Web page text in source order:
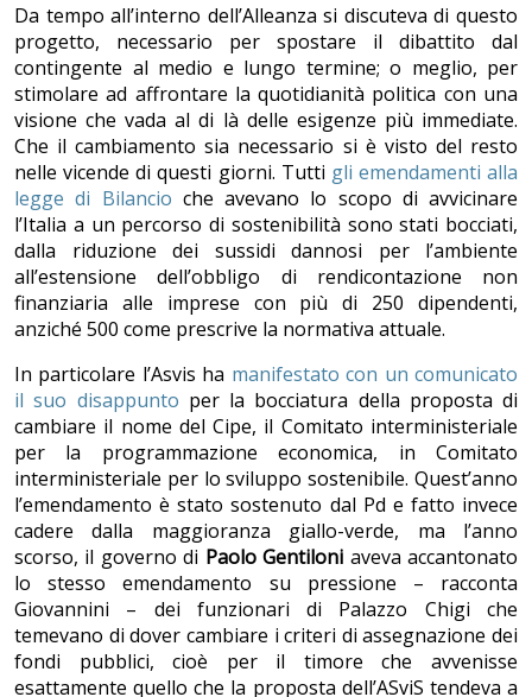
Da tempo all’interno dell’Alleanza si discuteva di questo
progetto, necessario per spostare il dibattito dal
contingente al medio e lungo termine; o meglio, per
stimolare ad affrontare la quotidianità politica con una
visione che vada al di là delle esigenze più immediate.
Che il cambiamento sia necessario si è visto del resto
nelle vicende di questi giorni. Tutti gli emendamenti alla
legge di Bilancio che avevano lo scopo di avvicinare
l’Italia a un percorso di sostenibilità sono stati bocciati,
dalla riduzione dei sussidi dannosi per l’ambiente
all’estensione dell’obbligo di rendicontazione non
finanziaria alle imprese con più di 250 dipendenti,
anziché 500 come prescrive la normativa attuale.
In particolare l’Asvis ha manifestato con un comunicato
il suo disappunto per la bocciatura della proposta di
cambiare il nome del Cipe, il Comitato interministeriale
per la programmazione economica, in Comitato
interministeriale per lo sviluppo sostenibile. Quest’anno
l’emendamento è stato sostenuto dal Pd e fatto invece
cadere dalla maggioranza giallo-verde, ma l’anno
scorso, il governo di Paolo Gentiloni aveva accantonato
lo stesso emendamento su pressione – racconta
Giovannini – dei funzionari di Palazzo Chigi che
temevano di dover cambiare i criteri di assegnazione dei
fondi pubblici, cioè per il timore che avvenisse
esattamente quello che la proposta dell’ASviS tendeva a